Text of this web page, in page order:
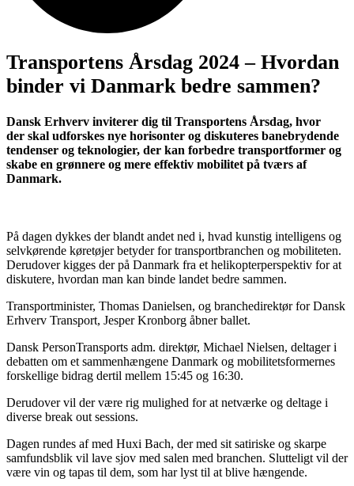
Transportens Årsdag 2024 – Hvordan
binder vi Danmark bedre sammen?
Dansk Erhverv inviterer dig til Transportens Årsdag, hvor
der skal udforskes nye horisonter og diskuteres banebrydende
tendenser og teknologier, der kan forbedre transportformer og
skabe en grønnere og mere effektiv mobilitet på tværs af
Danmark.
På dagen dykkes der blandt andet ned i, hvad kunstig intelligens og
selvkørende køretøjer betyder for transportbranchen og mobiliteten.
Derudover kigges der på Danmark fra et helikopterperspektiv for at
diskutere, hvordan man kan binde landet bedre sammen.
Transportminister, Thomas Danielsen, og branchedirektør for Dansk
Erhverv Transport, Jesper Kronborg åbner ballet.
Dansk PersonTransports adm. direktør, Michael Nielsen, deltager i
debatten om et sammenhængene Danmark og mobilitetsformernes
forskellige bidrag dertil mellem 15:45 og 16:30.
Derudover vil der være rig mulighed for at netværke og deltage i
diverse break out sessions.
Dagen rundes af med Huxi Bach, der med sit satiriske og skarpe
samfundsblik vil lave sjov med salen med branchen. Slutteligt vil der
være vin og tapas til dem, som har lyst til at blive hængende.